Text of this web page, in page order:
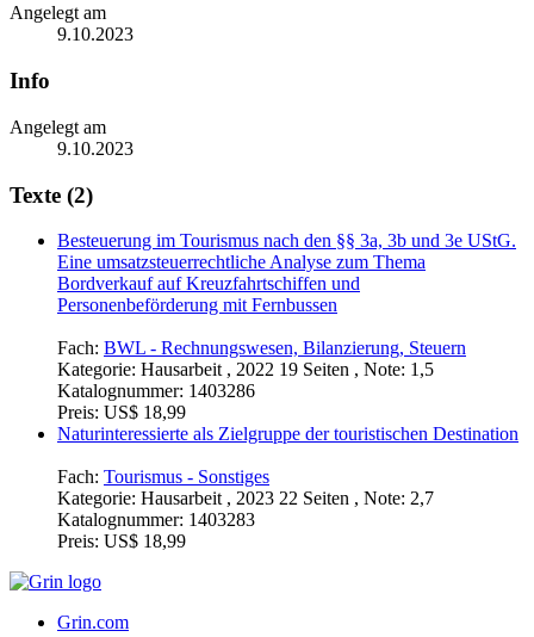
Angelegt am
9.10.2023
Info
Angelegt am
9.10.2023
Texte (2)
Besteuerung im Tourismus nach den §§ 3a, 3b und 3e UStG.
Eine umsatzsteuerrechtliche Analyse zum Thema
Bordverkauf auf Kreuzfahrtschiffen und
Personenbeförderung mit Fernbussen
Fach: BWL - Rechnungswesen, Bilanzierung, Steuern
Kategorie: Hausarbeit , 2022 19 Seiten , Note: 1,5
Katalognummer: 1403286
Preis: US$ 18,99
Naturinteressierte als Zielgruppe der touristischen Destination
Fach: Tourismus - Sonstiges
Kategorie: Hausarbeit , 2023 22 Seiten , Note: 2,7
Katalognummer: 1403283
Preis: US$ 18,99
Grin.com